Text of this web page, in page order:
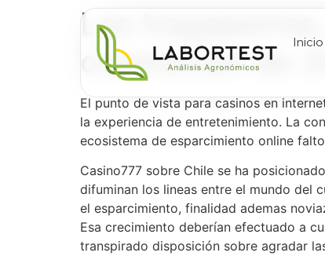
Inicio
Las
conmocion de
El punto de vista para casinos en
la experiencia de entretenimiento. La
ecosistema de esparcimiento online
Casino777 sobre Chile se ha
difuminan los lineas entre el mundo del
el esparcimiento, finalidad ademas
Esa crecimiento deberían efectuado a
transpirado disposición sobre agradar